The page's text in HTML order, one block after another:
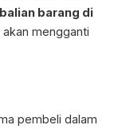
barang di
mengganti
pembeli dalam